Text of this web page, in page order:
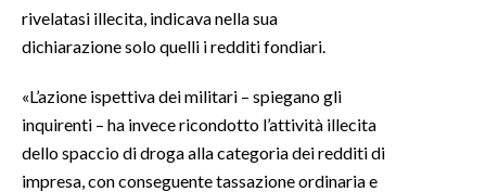
ANNUNCI
PUBBLICITÀ
SPIAGGE
STORE
rivelatasi illecita, indicava nella sua
dichiarazione solo quelli i redditi fondiari.
«L’azione ispettiva dei militari – spiegano gli
inquirenti – ha invece ricondotto l’attività illecita
dello spaccio di droga alla categoria dei redditi di
impresa, con conseguente tassazione ordinaria e